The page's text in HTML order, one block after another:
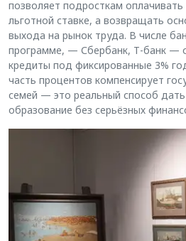
позволяет подросткам
льготной ставке, а возвращать
выхода на рынок труда. В числе
программе, — Сбербанк, Т-банк —
кредиты под фиксированные 3%
часть процентов компенсирует
семей — это реальный способ дать
образование без серьёзных